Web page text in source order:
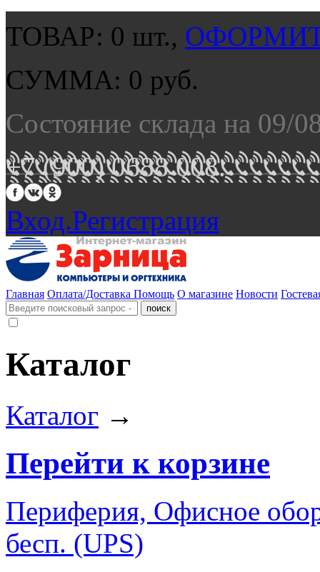
ТОВАР: 0 шт.,
СУММА: 0 руб.
Состояние склада на 09/
+7 (900) 0688 008.
Вход.Регистрация
Главная Оплата/Доставка Помощь О магазине Новости
Каталог
Каталог →
Перейти к корзине
Периферия, Офисное
бесп. (UPS)